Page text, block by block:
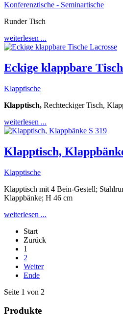
Konferenztische - Seminartische
Runder Tisch
weiterlesen ...
Eckige klappbare
Klapptische
Klapptisch, Rechteckiger Tisch,
weiterlesen ...
Klapptisch,
Klapptische
Klapptisch mit 4 Bein-Gestell;
Klappbänke; H 46 cm
weiterlesen ...
Start
Zurück
1
2
Weiter
Ende
Seite 1 von 2
Produkte